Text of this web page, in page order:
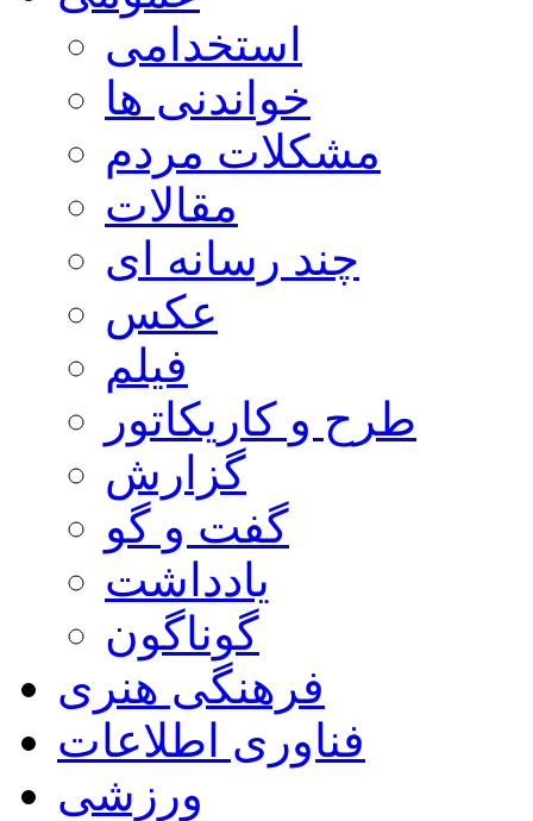
استخدامی
خواندنی ها
مشکلات مردم
مقالات
چند رسانه ای
عکس
فیلم
طرح و کاریکاتور
گزارش
گفت و گو
یادداشت
گوناگون
فرهنگی هنری
فناوری اطلاعات
ورزشی